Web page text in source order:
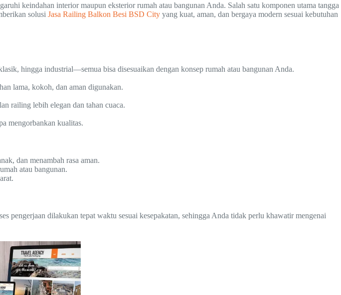
keindahan interior maupun eksterior rumah atau bangunan Anda. Salah satu komponen utama tangga
solusi Jasa Railing Balkon Besi BSD City yang kuat, aman, dan bergaya modern sesuai kebutuhan
hingga industrial—semua bisa disesuaikan dengan konsep rumah atau bangunan Anda.
lama, kokoh, dan aman digunakan.
railing lebih elegan dan tahan cuaca.
mengorbankan kualitas.
dan menambah rasa aman.
atau bangunan.
pengerjaan dilakukan tepat waktu sesuai kesepakatan, sehingga Anda tidak perlu khawatir mengenai